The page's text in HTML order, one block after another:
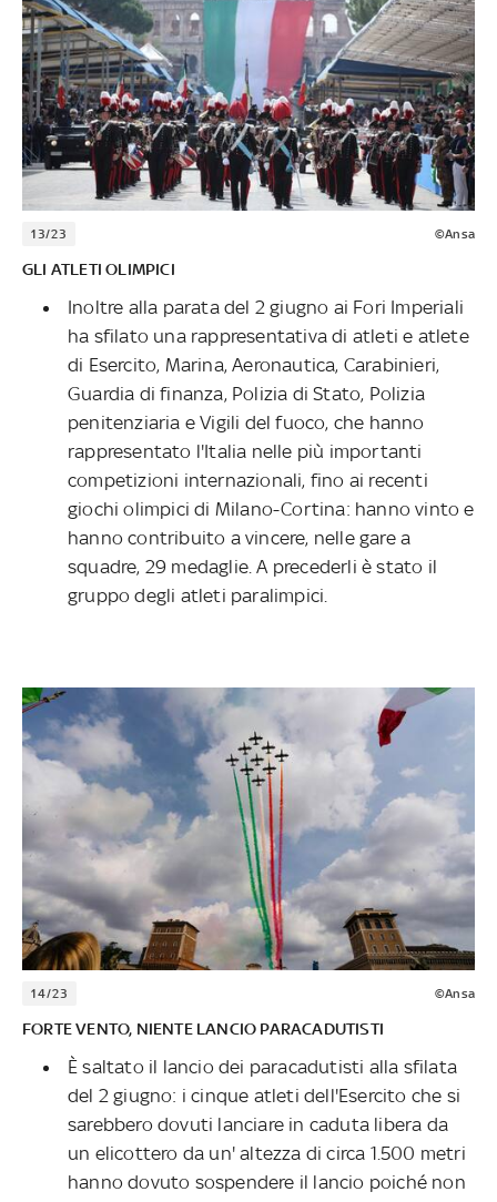
13/23 ©Ansa
GLI ATLETI OLIMPICI
Inoltre alla parata del 2 giugno ai Fori Imperiali
ha sfilato una rappresentativa di atleti e atlete
di Esercito, Marina, Aeronautica, Carabinieri,
Guardia di finanza, Polizia di Stato, Polizia
penitenziaria e Vigili del fuoco, che hanno
rappresentato l'Italia nelle più importanti
competizioni internazionali, fino ai recenti
giochi olimpici di Milano-Cortina: hanno vinto e
hanno contribuito a vincere, nelle gare a
squadre, 29 medaglie. A precederli è stato il
gruppo degli atleti paralimpici.
14/23 ©Ansa
FORTE VENTO, NIENTE LANCIO PARACADUTISTI
È saltato il lancio dei paracadutisti alla sfilata
del 2 giugno: i cinque atleti dell'Esercito che si
sarebbero dovuti lanciare in caduta libera da
un elicottero da un' altezza di circa 1.500 metri
hanno dovuto sospendere il lancio poiché non